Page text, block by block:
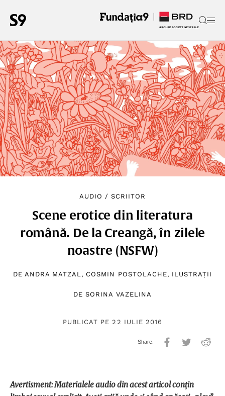
AUDIO / SCRIITOR
Scene erotice din literatura
română. De la Creangă, în zilele
noastre (NSFW)
DE ANDRA MATZAL, COSMIN POSTOLACHE, ILUSTRAȚII
DESORINA VAZELINA
PUBLICAT PE 22 IULIE 2016
Avertisment: Materialele audio din acest articol conțin